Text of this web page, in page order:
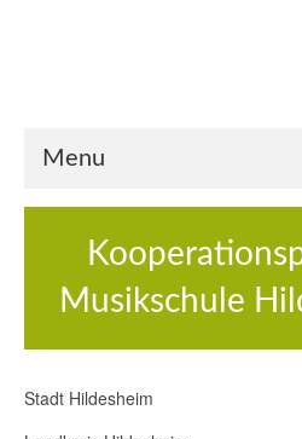
Menu
Musikschule
Stadt Hildesheim